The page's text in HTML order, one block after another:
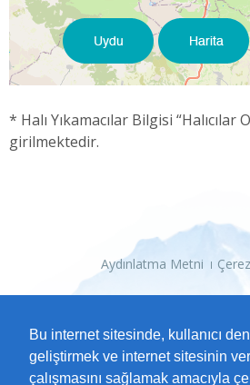
Bu internet sitesinde, kullanıcı
geliştirmek ve internet sitesinin
çalışmasını sağlamak amacıyla
* Halı Yıkamacılar Bilgisi “Halıcılar
girilmektedir.
Aydınlatma Metni